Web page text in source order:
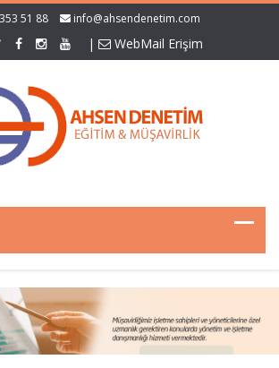
51 88 info@ahsendenetim.com
| WebMail Erişim